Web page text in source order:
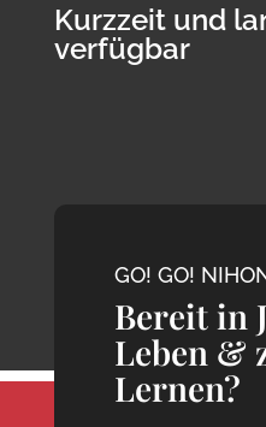
Kurzzeit und
verfügbar
GO! GO!
Bereit in
Leben &
Lernen?